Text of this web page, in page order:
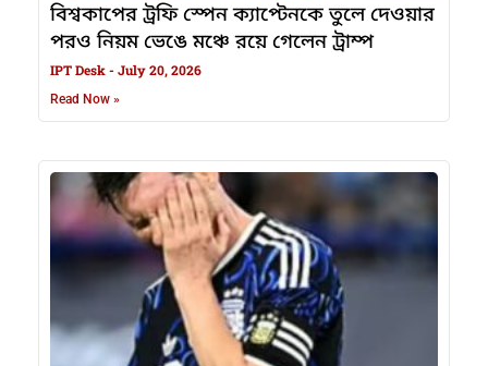
বিশ্বকাপের ট্রফি স্পেন ক্যাপ্টেনকে তুলে দেওয়ার
পরও নিয়ম ভেঙে মঞ্চে রয়ে গেলেন ট্রাম্প
IPT Desk July 20, 2026
Read Now »